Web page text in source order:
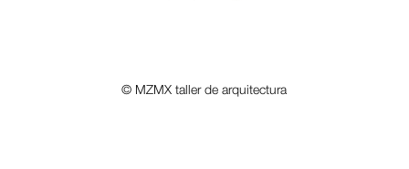
© MZMX taller de arquitectura